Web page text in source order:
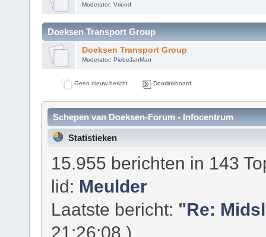
Moderator: Vriend
Doeksen Transport Group
Doeksen Transport Group
Moderator: PiebeJanMan
Geen nieuw bericht Doorlinkboard
Schepen van Doeksen-Forum - Infocentrum
Statistieken
15.955 berichten in 143
lid: Meulder
Laatste bericht: "Re:
21:26:08 )